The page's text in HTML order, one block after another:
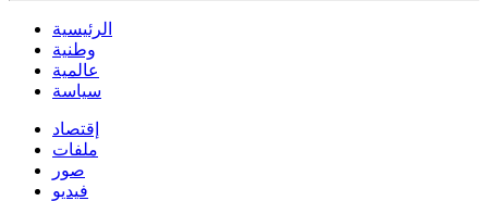
الرئيسية
وطنية
عالمية
سياسة
إقتصاد
ملفات
صور
فيديو